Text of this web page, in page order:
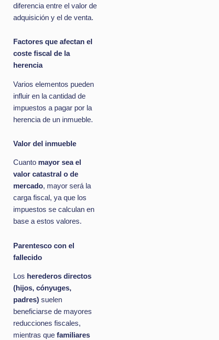
diferencia entre el valor de
adquisición y el de venta.
Factores que afectan el
coste fiscal de la
herencia
Varios elementos pueden
influir en la cantidad de
impuestos a pagar por la
herencia de un inmueble.
Valor del inmueble
Cuanto mayor sea el
valor catastral o de
mercado, mayor será la
carga fiscal, ya que los
impuestos se calculan en
base a estos valores.
Parentesco con el
fallecido
Los herederos directos
(hijos, cónyuges,
padres)suelen
beneficiarse de mayores
reducciones fiscales,
mientras que familiares